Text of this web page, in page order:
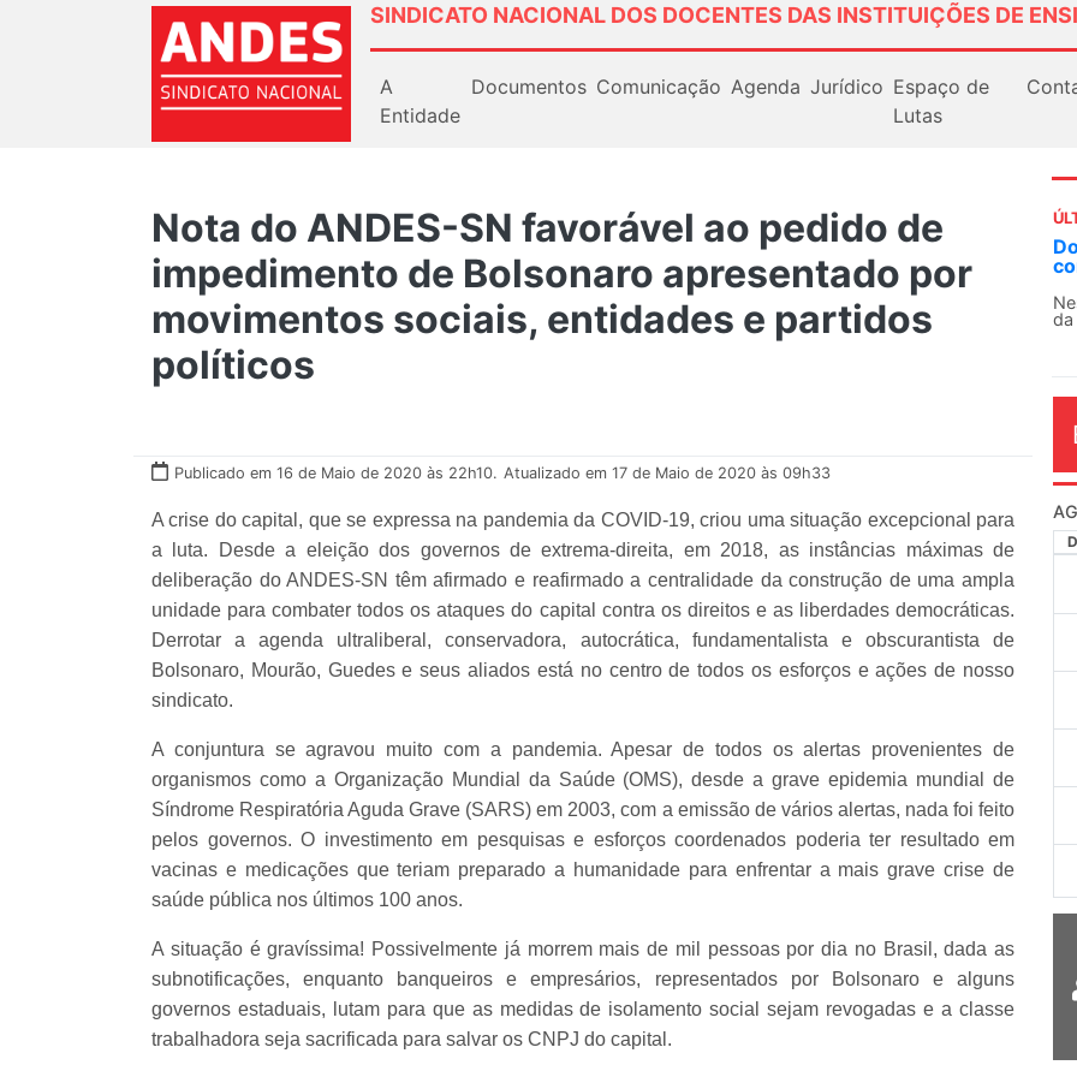
SINDICATO NACIONAL DOS DOCENTES DAS INSTITUIÇÕES DE
A
Entidade
Documentos Comunicação Agenda Jurídico Espaço de
Lutas
Nota do ANDES-SN favorável ao pedido de
impedimento de Bolsonaro apresentado por
movimentos sociais, entidades e partidos
políticos
Publicado em 16 de Maio de 2020 às 22h10. Atualizado em 17 de Maio de 2020 às 09h33
A crise do capital, que se expressa na pandemia da COVID-19, criou uma situação excepcional para
a luta.
Desde a eleição dos governos de extrema-direita, em 2018, as instâncias máximas de
deliberação do ANDES-SN têm afirmado e reafirmado a centralidade da construção de uma ampla
unidade para combater todos os ataques do capital contra os direitos e as liberdades democráticas.
Derrotar a agenda ultraliberal, conservadora, autocrática, fundamentalista e obscurantista de
Bolsonaro, Mourão, Guedes e seus aliados está no centro de todos os esforços e ações de nosso
sindicato.
A conjuntura se agravou muito com a pandemia. Apesar de todos os alertas provenientes de
organismos como a Organização Mundial da Saúde (OMS), desde a grave epidemia mundial de
Síndrome Respiratória Aguda Grave (SARS) em 2003, com a emissão de vários alertas, nada foi feito
pelos governos. O investimento em pesquisas e esforços coordenados poderia ter resultado em
vacinas e medicações que teriam preparado a humanidade para enfrentar a mais grave crise de
saúde pública nos últimos 100 anos.
A situação é gravíssima! Possivelmente já morrem mais de mil pessoas por dia no Brasil, dada as
subnotificações, enquanto banqueiros e empresários, representados por Bolsonaro e alguns
governos estaduais, lutam para que as medidas de isolamento social sejam revogadas e a classe
trabalhadora seja sacrificada para salvar os CNPJ do capital.
O